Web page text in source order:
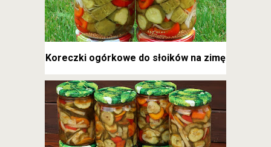
Koreczki ogórkowe do słoików na zimę